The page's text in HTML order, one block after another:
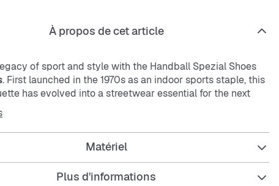
À propos de cet article
of sport and style with the Handball Spezial Shoes
. First launched in the 1970s as an indoor sports staple, this
has evolved into a streetwear essential for the next
suede upper, contrast stitching, and soft 3-Stripes deliver
both timeless and bold, while the gum rubber outsole
and grip during everyday adventures.
Matériel
Plus d'informations